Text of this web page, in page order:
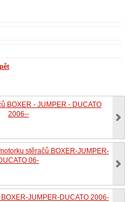
BOXER - JUMPER - DUCATO
2006--
stěračů BOXER-JUMPER-
06-
JUMPER-DUCATO 2006-